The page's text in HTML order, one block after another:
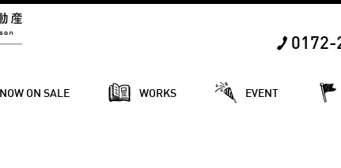
0172-
NOW ON SALE WORKS EVENT